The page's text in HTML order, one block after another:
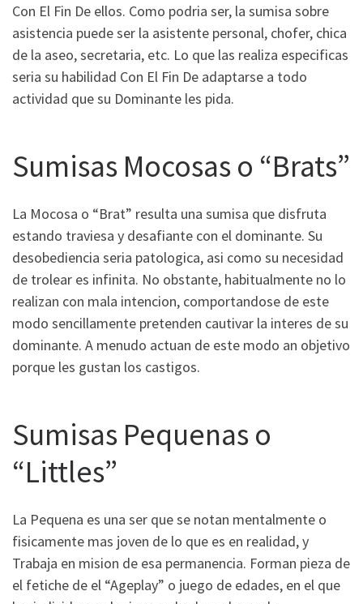
Con El Fin De ellos. Como podri­a ser, la sumisa sobre
asistencia puede ser la asistente personal, chofer, chica
de la aseo, secretaria, etc. Lo que las realiza especificas
seri­a su habilidad Con El Fin De adaptarse a todo
actividad que su Dominante les pida.
Sumisas Mocosas o “Brats”
La Mocosa o “Brat” resulta una sumisa que disfruta
estando traviesa y desafiante con el dominante. Su
desobediencia seri­a patologica, asi­ como su necesidad
de trolear es infinita. No obstante, habitualmente no lo
realizan con mala intencion, comportandose de este
modo sencillamente pretenden cautivar la interes de su
dominante. A menudo actuan de este modo an objetivo
porque les gustan los castigos.
Sumisas Pequenas o
“Littles”
La Pequena es una ser que se notan mentalmente o
fisicamente mas joven de lo que es en realidad, y
Trabaja en mision de esa permanencia. Forman pieza de
el fetiche de el “Ageplay” o juego de edades, en el que